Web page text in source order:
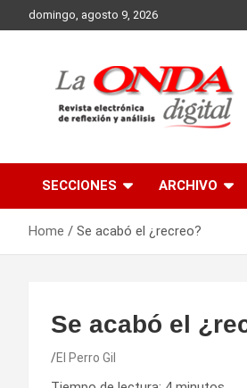
to
domingo, agosto 9, 2026
SECCIONES ARCHIVO
Home Se acabó el ¿recreo?
Se acabó el
El Perro Gil